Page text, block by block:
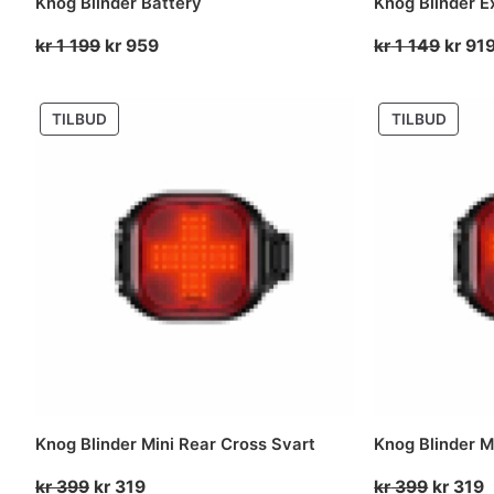
kr1 199 Opprinnelig
var:
kr 1
kr 959Nåværende
kr1 149
var:
kr 1
kr
TILBUD
PÅ
Knog Blinder Mini Rear Cross Svart
kr399 Opprinnelig
kr 319Nåværende
TILBUD
PÅ
Knog Blinder
kr399 kr 319